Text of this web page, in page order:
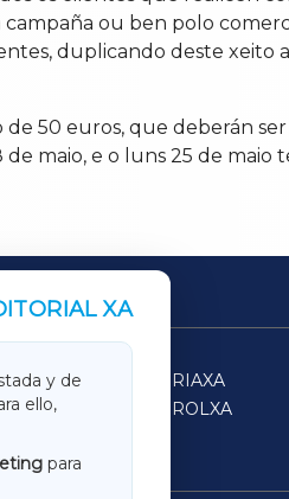
ou ben polo
duplicando deste xeito
50 euros, que deberán
maio, e o luns 25 de
XA
y de
ello,
para
SARRIAXA
FERROLXA